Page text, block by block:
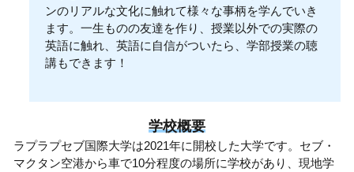
ンのリアルな文化に触れて様々な事柄を学んでいき
ます。一生ものの友達を作り、授業以外での実際の
英語に触れ、英語に自信がついたら、学部授業の聴
講もできます！
学校概要
ラプラプセブ国際大学は2021年に開校した大学です。セブ・
マクタン空港から車で10分程度の場所に学校があり、現地学